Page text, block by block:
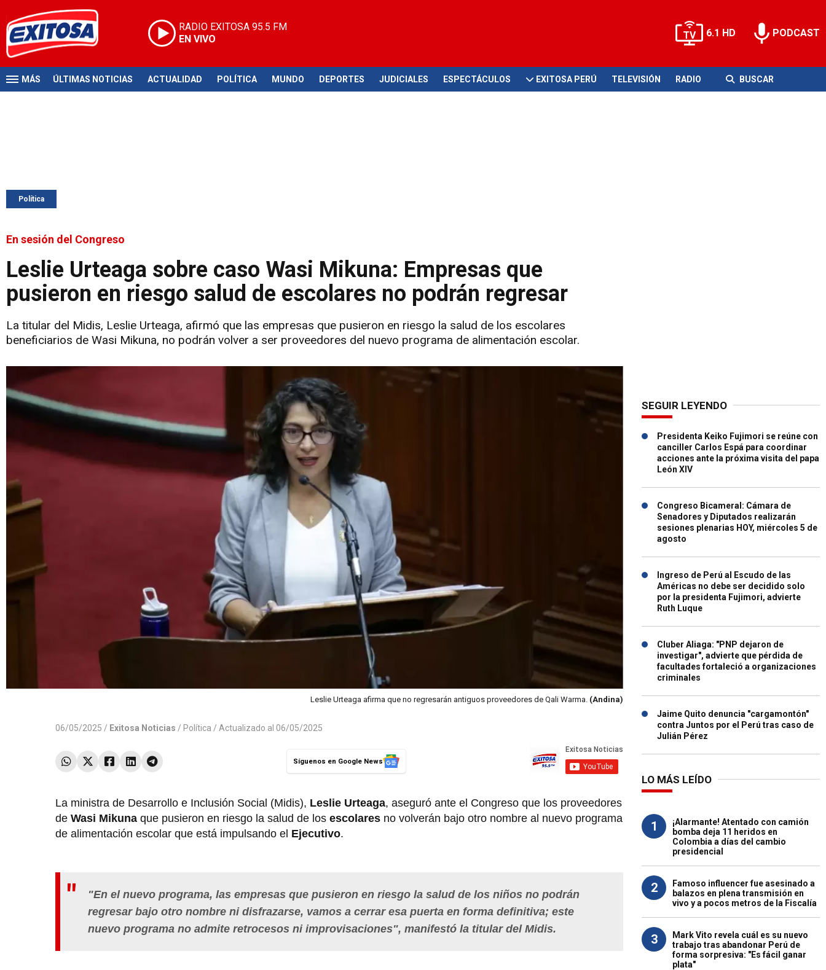
RADIO EXITOSA 95.5 FM
EN VIVO
6.1 HD PODCAST
MÁS ÚLTIMAS NOTICIAS ACTUALIDAD POLÍTICA MUNDO DEPORTES JUDICIALES ESPECTÁCULOS EXITOSA PERÚ TELEVISIÓN RADIO BUSCAR
Política
En sesión del Congreso
Leslie Urteaga sobre caso Wasi Mikuna: Empresas que
pusieron en riesgo salud de escolares no podrán regresar
La titular del Midis, Leslie Urteaga, afirmó que las empresas que pusieron en riesgo la salud de los escolares
beneficiarios de Wasi Mikuna, no podrán volver a ser proveedores del nuevo programa de alimentación escolar.
Leslie Urteaga afirma que no regresarán antiguos proveedores de Qali Warma. (Andina)
06/05/2025 / Exitosa Noticias / Política / Actualizado al 06/05/2025
Síguenos en Google News
La ministra de Desarrollo e Inclusión Social (Midis), Leslie Urteaga, aseguró ante el Congreso que los proveedores
de Wasi Mikuna que pusieron en riesgo la salud de los escolares no volverán bajo otro nombre al nuevo programa
de alimentación escolar que está impulsando el Ejecutivo.
"En el nuevo programa, las empresas que pusieron en riesgo la salud de los niños no podrán
regresar bajo otro nombre ni disfrazarse, vamos a cerrar esa puerta en forma definitiva; este
nuevo programa no admite retrocesos ni improvisaciones", manifestó la titular del Midis.
SEGUIR LEYENDO
Presidenta Keiko Fujimori se reúne con
canciller Carlos Espá para coordinar
acciones ante la próxima visita del papa
León XIV
Congreso Bicameral: Cámara de
Senadores y Diputados realizarán
sesiones plenarias HOY, miércoles 5 de
agosto
Ingreso de Perú al Escudo de las
Américas no debe ser decidido solo
por la presidenta Fujimori, advierte
Ruth Luque
Cluber Aliaga: "PNP dejaron de
investigar", advierte que pérdida de
facultades fortaleció a organizaciones
criminales
Jaime Quito denuncia "cargamontón"
contra Juntos por el Perú tras caso de
Julián Pérez
LO MÁS LEÍDO
1
¡Alarmante! Atentado con camión
bomba deja 11 heridos en
Colombia a días del cambio
presidencial
2
Famoso influencer fue asesinado a
balazos en plena transmisión en
vivo y a pocos metros de la Fiscalía
3
Mark Vito revela cuál es su nuevo
trabajo tras abandonar Perú de
forma sorpresiva: "Es fácil ganar
plata"